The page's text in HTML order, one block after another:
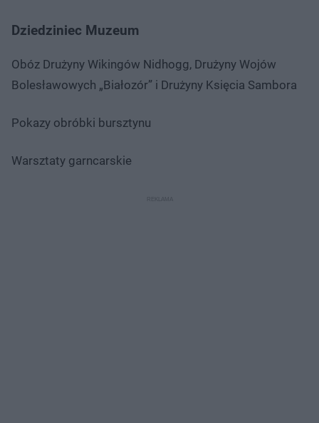
Dziedziniec Muzeum
Obóz Drużyny Wikingów Nidhogg, Drużyny Wojów
Bolesławowych „Białozór” i Drużyny Księcia Sambora
Pokazy obróbki bursztynu
Warsztaty garncarskie